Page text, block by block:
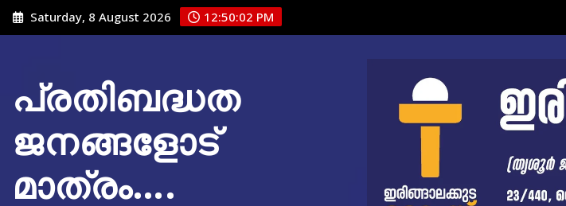
Skip
to
Saturday, 8 August 2026 12:50:03 PM
പ്രതിബദ്ധത
ജനങ്ങളോട്
മാത്രം….